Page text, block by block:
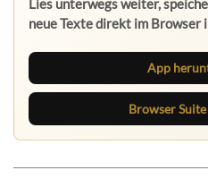
Lies unterwegs weiter,
neue Texte direkt im Browser
App
Browser